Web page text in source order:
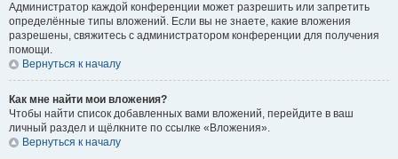
Администратор каждой конференции может разрешить или запретить
определённые типы вложений. Если вы не знаете, какие вложения
разрешены, свяжитесь с администратором конференции для получения
помощи.
Вернуться к началу
Как мне найти мои вложения?
Чтобы найти список добавленных вами вложений, перейдите в ваш
личный раздел и щёлкните по ссылке «Вложения».
Вернуться к началу